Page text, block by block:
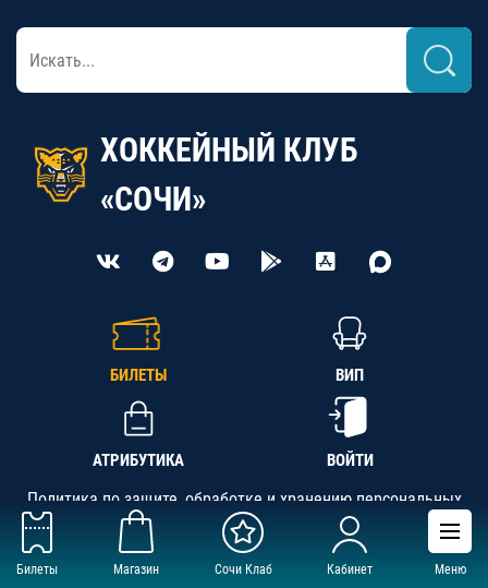
Билеты Магазин Сочи Клаб Кабинет Меню
ХОККЕЙНЫЙ КЛУБ
«СОЧИ»
БИЛЕТЫ ВИП
АТРИБУТИКА ВОЙТИ
Политика по защите, обработке и хранению персональных
данных
АНО «СК «Кубань-Регион», ОГРН 1142300002349,